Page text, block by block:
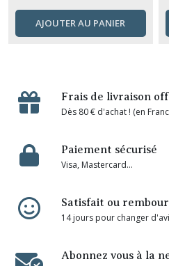
AJOUTER AU PANIER
Frais de livraison
Dès 80 € d'achat ! (en
Paiement sécurisé
Visa, Mastercard...
Satisfait ou
14 jours pour changer
Abonnez vous à la